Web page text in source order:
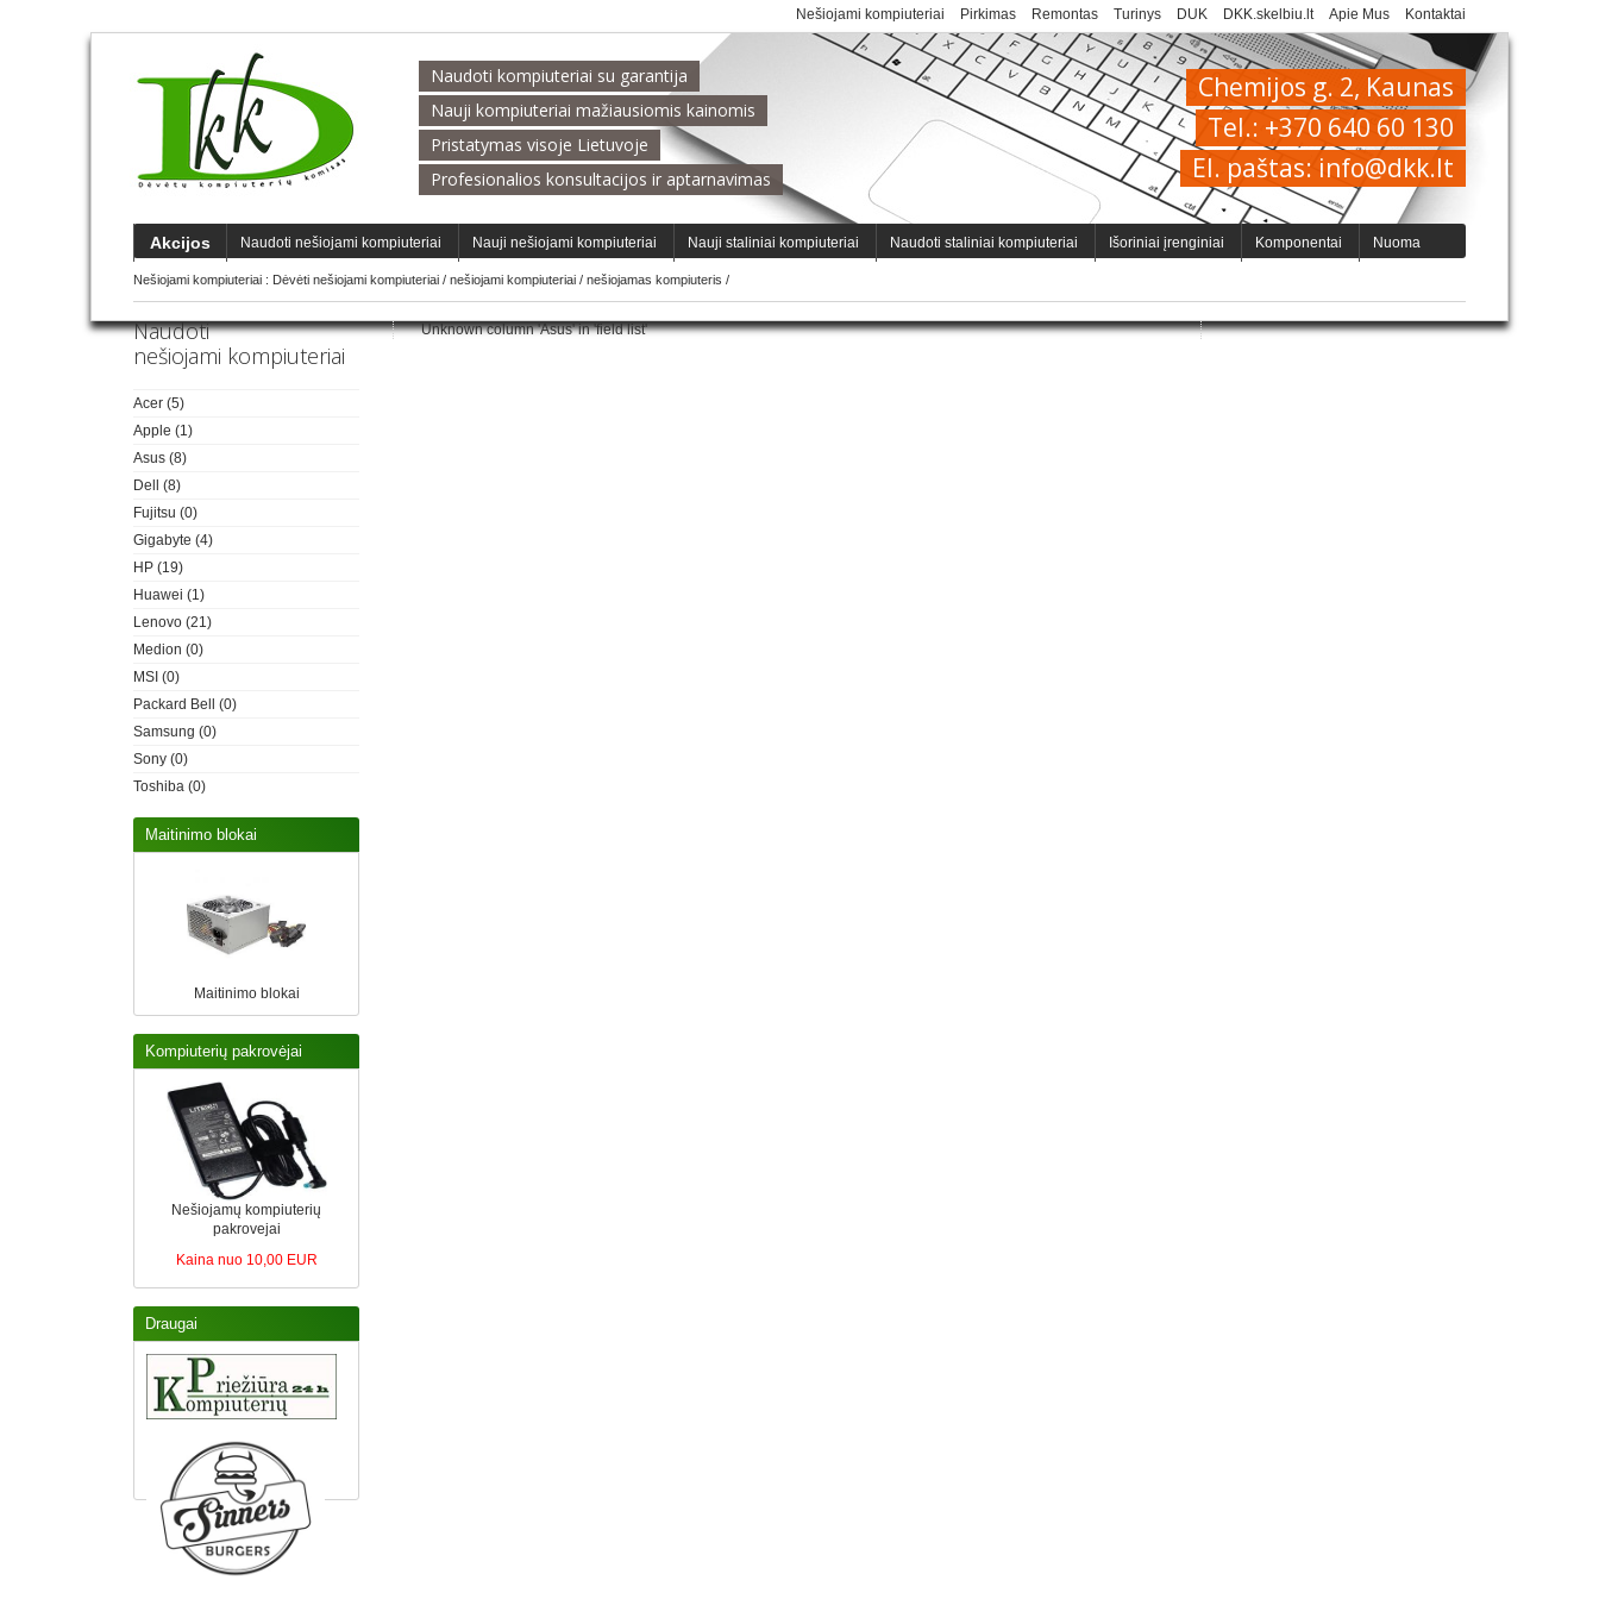
Nešiojami kompiuteriai Pirkimas Remontas Turinys DUK DKK.skelbiu.lt Apie Mus Kontaktai
Naudoti kompiuteriai su garantija
Nauji kompiuteriai mažiausiomis kainomis
Pristatymas visoje Lietuvoje
Profesionalios konsultacijos ir aptarnavimas
Chemijos g. 2, Kaunas
Tel.: +370 640 60 130
El. paštas: info@dkk.lt
Akcijos Naudoti nešiojami kompiuteriai Nauji nešiojami kompiuteriai Nauji staliniai kompiuteriai Naudoti staliniai kompiuteriai Išoriniai įrenginiai Komponentai Nuoma
Nešiojami kompiuteriai : Dėvėti nešiojami kompiuteriai / nešiojami kompiuteriai / nešiojamas kompiuteris /
Naudoti
nešiojami kompiuteriai
Acer (5)
Apple (1)
Asus (8)
Dell
(8)
Fujitsu (0)
Gigabyte (4)
HP (19)
Huawei (1)
Lenovo (21)
Medion (0)
MSI (0)
Packard Bell
(0)
Samsung (0)
Sony (0)
Toshiba (0)
Maitinimo blokai
Maitinimo blokai
Kompiuterių pakrovėjai
Nešiojamų kompiuterių
pakrovejai
Kaina nuo 10,00 EUR
Draugai
Unknown column 'Asus' in 'field list'